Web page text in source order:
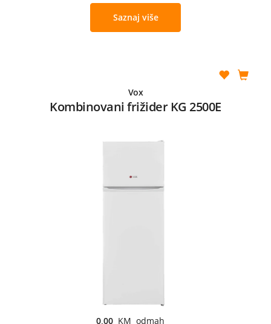
Saznaj više
Vox
Kombinovani frižider KG 2500E
0,00 KM odmah